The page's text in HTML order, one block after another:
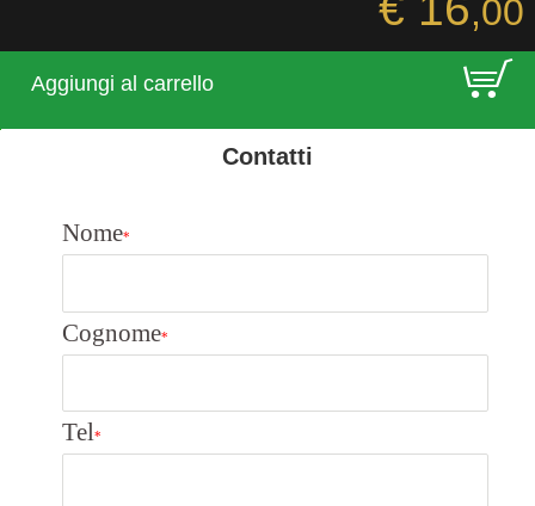
,00
Aggiungi al carrello E
Contatti
Nome*
Cognome*
Tel*